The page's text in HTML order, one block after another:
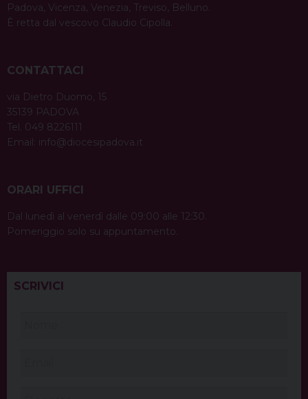
Padova, Vicenza, Venezia, Treviso, Belluno.
È retta dal vescovo Claudio Cipolla.
CONTATTACI
via Dietro Duomo, 15
35139 PADOVA
Tel. 049 8226111
Email: info@diocesipadova.it
ORARI UFFICI
Dal lunedì al venerdì dalle 09:00 alle 12:30.
Pomeriggio solo su appuntamento.
SCRIVICI